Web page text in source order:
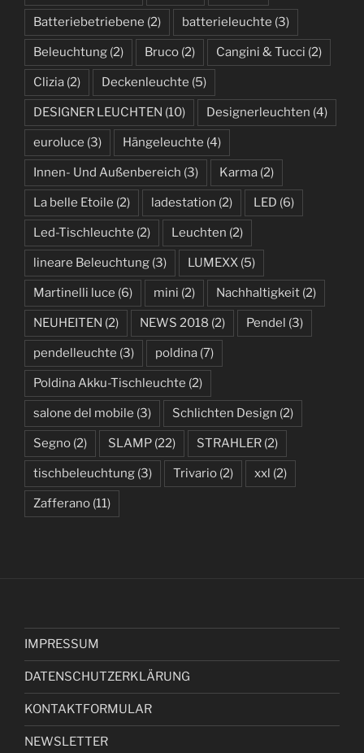
Batteriebetriebene (2) batterieleuchte (3)
Beleuchtung (2) Bruco (2) Cangini & Tucci (2)
Clizia (2) Deckenleuchte (5)
DESIGNER LEUCHTEN (10) Designerleuchten (4)
euroluce (3) Hängeleuchte (4)
Innen- Und Außenbereich (3) Karma (2)
La belle Etoile (2) ladestation (2) LED (6)
Led-Tischleuchte (2) Leuchten (2)
lineare Beleuchtung (3) LUMEXX (5)
Martinelli luce (6) mini (2) Nachhaltigkeit (2)
NEUHEITEN (2) NEWS 2018 (2) Pendel (3)
pendelleuchte (3) poldina (7)
Poldina Akku-Tischleuchte (2)
salone del mobile (3) Schlichten Design (2)
Segno (2) SLAMP (22) STRAHLER (2)
tischbeleuchtung (3) Trivario (2) xxl (2)
Zafferano (11)
IMPRESSUM
DATENSCHUTZERKLÄRUNG
KONTAKTFORMULAR
NEWSLETTER